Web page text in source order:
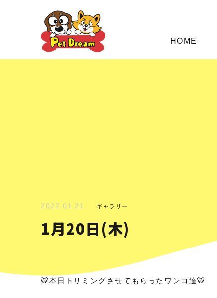
HOME
2022.01.21 ギャラリー
1月20日(木)
🐯本日トリミングさせてもらったワンコ達🐯